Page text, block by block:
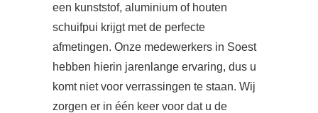
een kunststof, aluminium of houten
schuifpui krijgt met de perfecte
afmetingen. Onze medewerkers in Soest
hebben hierin jarenlange ervaring, dus u
komt niet voor verrassingen te staan. Wij
zorgen er in één keer voor dat u de